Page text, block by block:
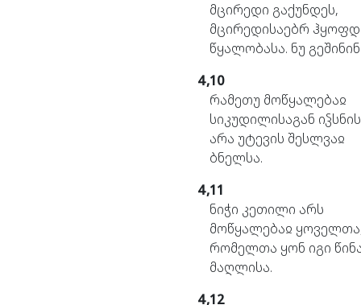
მცირედი გაქუნდეს,
მცირედისაებრ
წყალობასა. ნუ
4,10
რამეთუ მოწყალებაჲ
სიკუდილისაგან
არა უტევის შესლვაჲ
ბნელსა.
4,11
ნიჭი კეთილი არს
მოწყალებაჲ
რომელთა ყონ იგი
მაღლისა.
4,12